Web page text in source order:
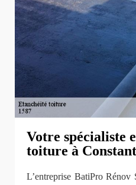
Votre spécialiste
toiture à
L’entreprise BatiPro